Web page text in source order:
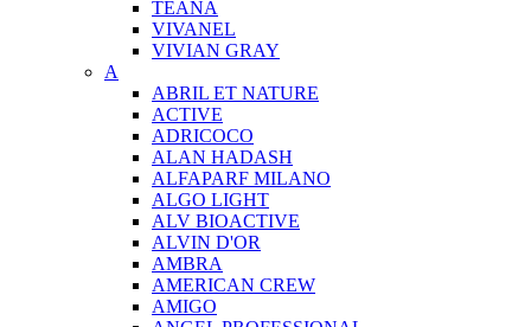
TEANA
VIVANEL
VIVIAN GRAY
A
ABRIL ET NATURE
ACTIVE
ADRICOCO
ALAN HADASH
ALFAPARF MILANO
ALGO LIGHT
ALV BIOACTIVE
ALVIN D'OR
AMBRA
AMERICAN CREW
AMIGO